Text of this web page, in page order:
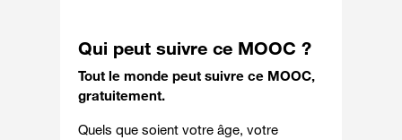
Qui peut suivre ce MOOC ?
Tout le monde peut suivre ce MOOC,
gratuitement.
Quels que soient votre âge, votre